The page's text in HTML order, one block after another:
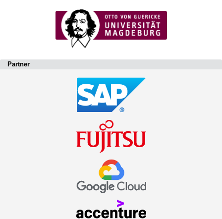
Partner